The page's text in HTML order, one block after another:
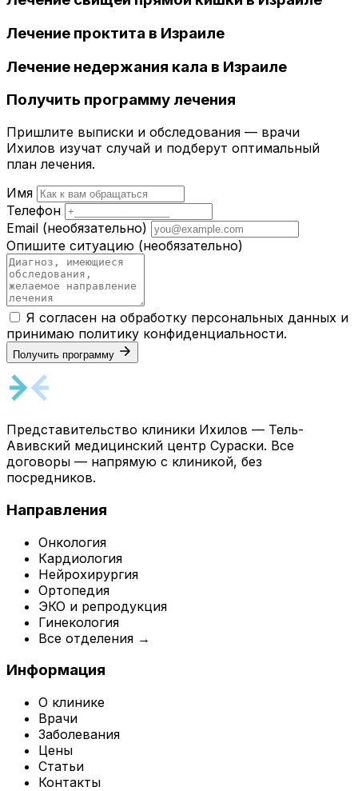
Лечение проктита в Израиле
Лечение недержания кала в Израиле
Получить программу лечения
Пришлите выписки и обследования — врачи
Ихилов изучат случай и подберут оптимальный
план лечения.
Имя
Телефон
Email (необязательно)
Опишите ситуацию (необязательно)
Я согласен на обработку персональных данных и
принимаю политику конфиденциальности.
Получить программу
Представительство клиники Ихилов — Тель-
Авивский медицинский центр Сураски. Все
договоры — напрямую с клиникой, без
посредников.
Направления
Онкология
Кардиология
Нейрохирургия
Ортопедия
ЭКО и репродукция
Гинекология
Все отделения →
Информация
О клинике
Врачи
Заболевания
Цены
Статьи
Контакты